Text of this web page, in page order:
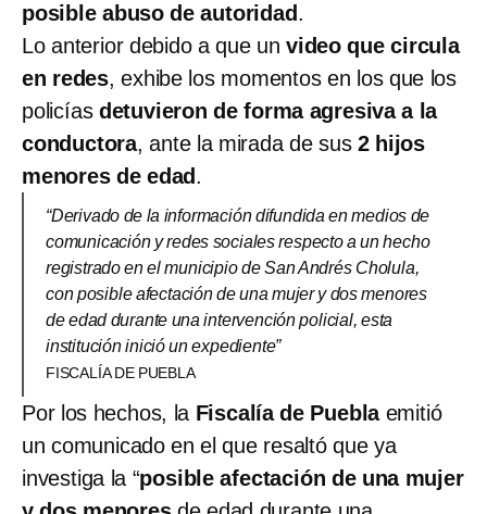
posible abuso de autoridad .
Lo anterior debido a que un video que circula
en redes, exhibe los momentos en los que los
policías detuvieron de forma agresiva a la
conductora, ante la mirada de sus 2 hijos
menores de edad .
“Derivado de la información difundida en medios de
comunicación y redes sociales respecto a un hecho
registrado en el municipio de San Andrés Cholula,
con posible afectación de una mujer y dos menores
de edad durante una intervención policial, esta
institución inició un expediente”
FISCALÍA DE PUEBLA
Por los hechos, la Fiscalía de Puebla emitió
un comunicado en el que resaltó que ya
investiga la “posible afectación de una mujer